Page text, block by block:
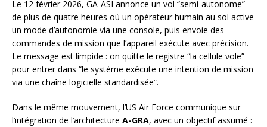
Le 12 février 2026, GA-ASI annonce un vol “semi-autonome”
de plus de quatre heures où un opérateur humain au sol active
un mode d’autonomie via une console, puis envoie des
commandes de mission que l’appareil exécute avec précision.
Le message est limpide : on quitte le registre “la cellule vole”
pour entrer dans “le système exécute une intention de mission
via une chaîne logicielle standardisée”.
Dans le même mouvement, l’US Air Force communique sur
l’intégration de l’architecture A-GRA, avec un objectif assumé :